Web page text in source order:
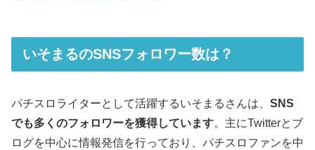
いそまるのSNSフォロワー数は？
パチスロライターとして活躍するいそまるさんは、 SNS
でも多くのフォロワーを獲得しています。主にTwitterとブ
ログを中心に情報発信を行っており、パチスロファンを中